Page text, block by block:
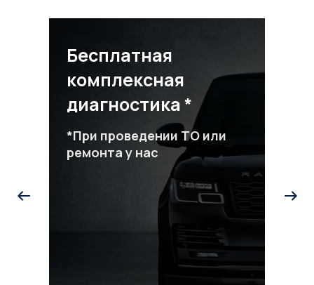
Бесплатная
комплексная
диагностика *
*При проведении ТО или
ремонта у нас